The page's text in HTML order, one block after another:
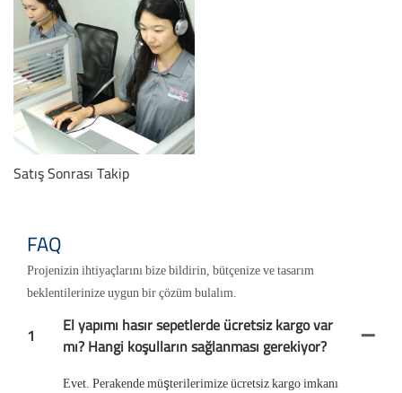
Satış Sonrası Takip
FAQ
Projenizin ihtiyaçlarını bize bildirin, bütçenize ve tasarım
beklentilerinize uygun bir çözüm bulalım.
1
El yapımı hasır sepetlerde ücretsiz kargo var
mı? Hangi koşulların sağlanması gerekiyor?
Evet. Perakende müşterilerimize ücretsiz kargo imkanı